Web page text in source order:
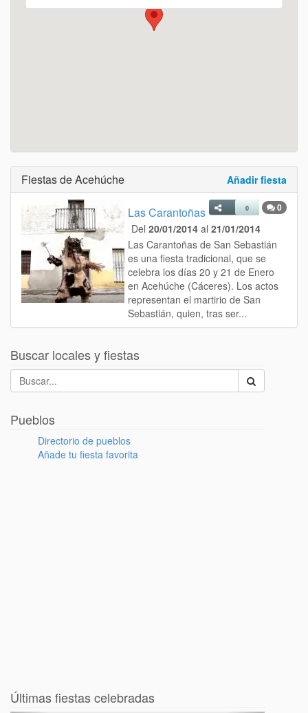
Añadir fiesta
Fiestas de Acehúche
0
0
Las Carantoñas
Del 20/01/2014 al 21/01/2014
Las Carantoñas de San Sebastián
es una fiesta tradicional, que se
celebra los días 20 y 21 de Enero
en Acehúche (Cáceres). Los actos
representan el martirio de San
Sebastián, quien, tras ser...
Buscar locales y fiestas
Pueblos
Directorio de pueblos
Añade tu fiesta favorita
Últimas fiestas celebradas